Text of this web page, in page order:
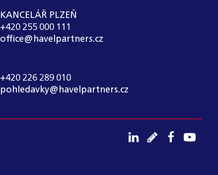
KANCELÁŘ PLZEŇ
+420 255 000 111
office@havelpartners.cz
+420 226 289 010
pohledavky@havelpartners.cz